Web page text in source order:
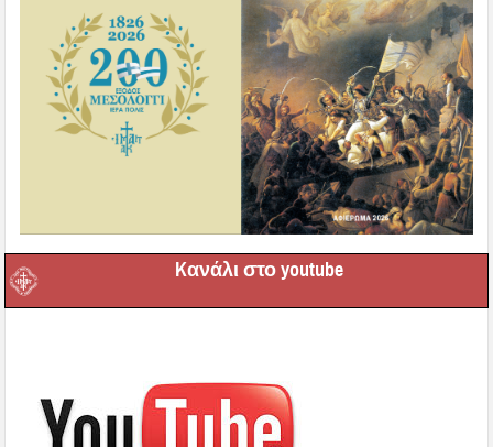
Kανάλι στο youtube